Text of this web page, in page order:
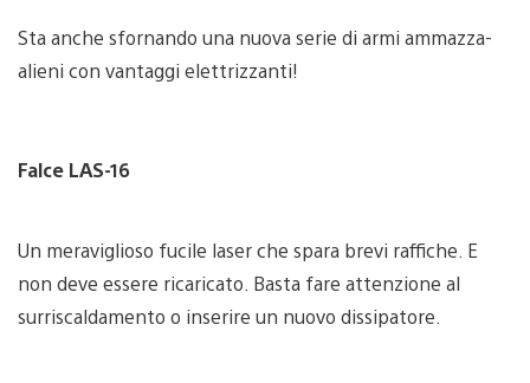
Sta anche sfornando una nuova serie di armi ammazza-
alieni con vantaggi elettrizzanti!
Falce LAS-16
Un meraviglioso fucile laser che spara brevi raffiche. E
non deve essere ricaricato. Basta fare attenzione al
surriscaldamento o inserire un nuovo dissipatore.